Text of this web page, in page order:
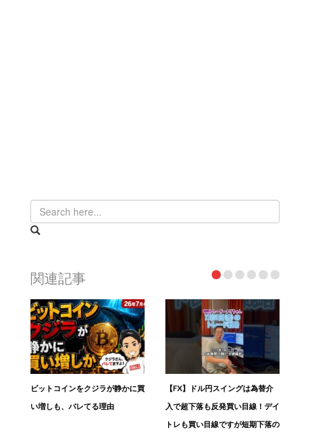
関連記事
ビットコインをクジラが静かに買
い増しも、バレてる理由
【FX】ドル円スイングは為替介
入で超下落も反発買い目線！デイ
トレも買い目線ですが短期下落の